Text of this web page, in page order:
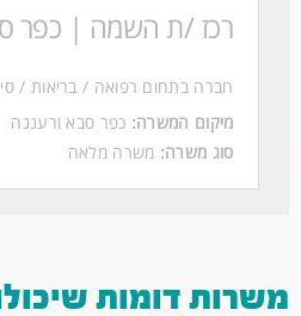
רכז /ת השמה | כפר
חברה בתחום רפואה / בריאות /
מיקום המשרה: כפר סבאורעננה
סוג משרה: משרה מלאה
משרות דומות